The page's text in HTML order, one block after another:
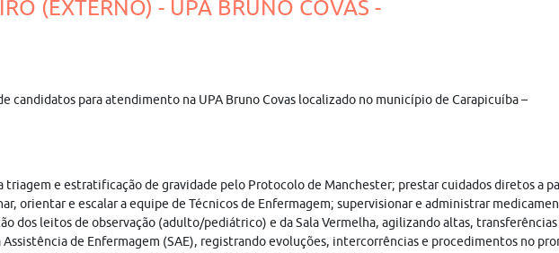
(EXTERNO) - UPA BRUNO COVAS -
candidatos para atendimento na UPA Bruno Covas localizado no município de Carapicuíba –
triagem e estratificação de gravidade pelo Protocolo de Manchester; prestar cuidados diretos a
orientar e escalar a equipe de Técnicos de Enfermagem; supervisionar e administrar
dos leitos de observação (adulto/pediátrico) e da Sala Vermelha, agilizando altas,
Assistência de Enfermagem (SAE), registrando evoluções, intercorrências e procedimentos no